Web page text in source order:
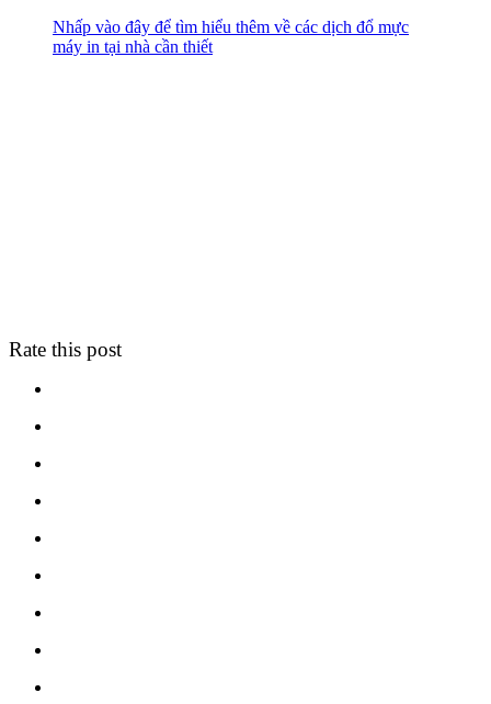
Nhấp vào đây để tìm hiểu thêm về các dịch đổ mực
máy in tại nhà cần thiết
Rate this post